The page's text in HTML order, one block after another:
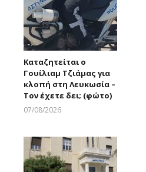
Καταζητείται ο
Γουίλιαμ Τζιάμας για
κλοπή στη Λευκωσία –
Τον έχετε δει; (φώτο)
07/08/2026